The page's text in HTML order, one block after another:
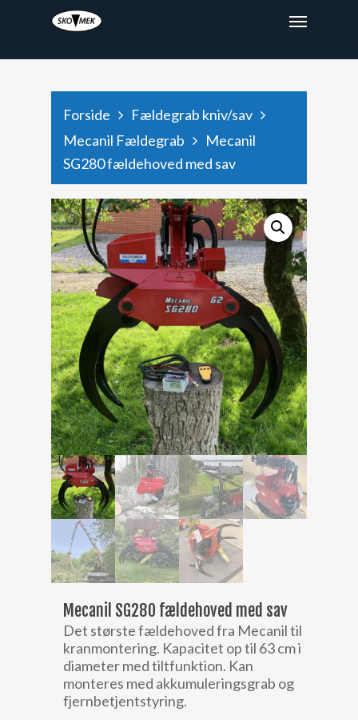
x9hjtod48depaee6987dyxg2k471rz
Forside
Fældegrab kniv/sav
Mecanil Fældegrab
Mecanil
SG280 fældehoved med sav
Mecanil SG280 fældehoved med sav
Det største fældehoved fra Mecanil til
kranmontering. Kapacitet op til 63 cm i
diameter med tiltfunktion. Kan
monteres med akkumuleringsgrab og
fjernbetjentstyring.